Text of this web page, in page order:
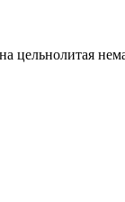
цельнолитая